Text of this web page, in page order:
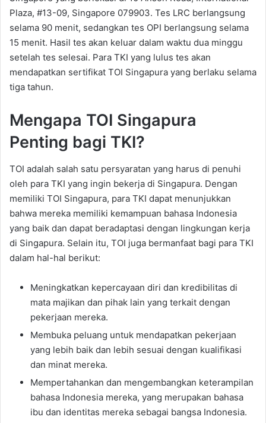
Plaza, #13-09, Singapore 079903. Tes LRC berlangsung
selama 90 menit, sedangkan tes OPI berlangsung selama
15 menit. Hasil tes akan keluar dalam waktu dua minggu
setelah tes selesai. Para TKI yang lulus tes akan
mendapatkan sertifikat TOI Singapura yang berlaku selama
tiga tahun.
Mengapa TOI Singapura
Penting bagi TKI?
TOI adalah salah satu persyaratan yang harus di penuhi
oleh para TKI yang ingin bekerja di Singapura. Dengan
memiliki TOI Singapura, para TKI dapat menunjukkan
bahwa mereka memiliki kemampuan bahasa Indonesia
yang baik dan dapat beradaptasi dengan lingkungan kerja
di Singapura. Selain itu, TOI juga bermanfaat bagi para TKI
dalam hal-hal berikut:
Meningkatkan kepercayaan diri dan kredibilitas di
mata majikan dan pihak lain yang terkait dengan
pekerjaan mereka.
Membuka peluang untuk mendapatkan pekerjaan
yang lebih baik dan lebih sesuai dengan kualifikasi
dan minat mereka.
Mempertahankan dan mengembangkan keterampilan
bahasa Indonesia mereka, yang merupakan bahasa
ibu dan identitas mereka sebagai bangsa Indonesia.